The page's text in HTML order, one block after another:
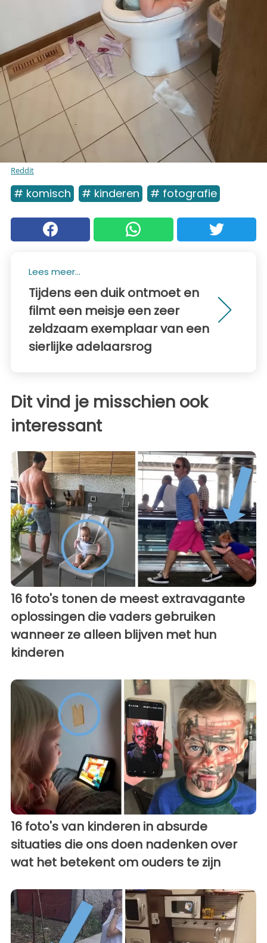
Reddit
# komisch # kinderen # fotografie
Lees meer...
Tijdens een duik ontmoet en
filmt een meisje een zeer
zeldzaam exemplaar van een
sierlijke adelaarsrog
Dit vind je misschien ook
interessant
16 foto's tonen de meest extravagante
oplossingen die vaders gebruiken
wanneer ze alleen blijven met hun
kinderen
16 foto's van kinderen in absurde
situaties die ons doen nadenken over
wat het betekent om ouders te zijn